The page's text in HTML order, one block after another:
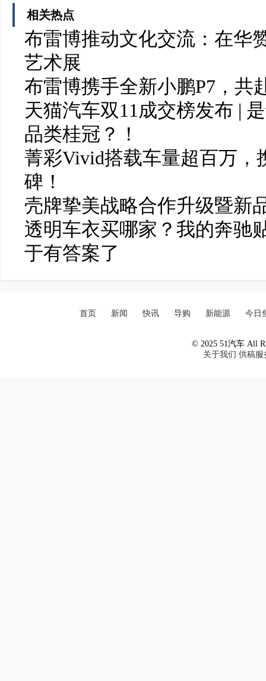
相关热点
布雷博推动文化交流：在华
艺术展
布雷博携手全新小鹏P7，共
天猫汽车双11成交榜发布 |
品类桂冠？！
菁彩Vivid搭载车量超百万，
碑！
壳牌挚美战略合作升级暨新
透明车衣买哪家？我的奔驰
于有答案了
首页 新闻 快讯 导购 新能源 今日
© 2025 51汽车 All
关于我们 供稿服